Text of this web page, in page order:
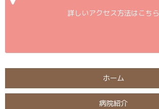
詳しいアクセス方法はこちら
ホーム
病院紹介